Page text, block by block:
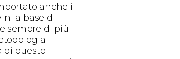
anche il
a base di
sempre di più
di questo